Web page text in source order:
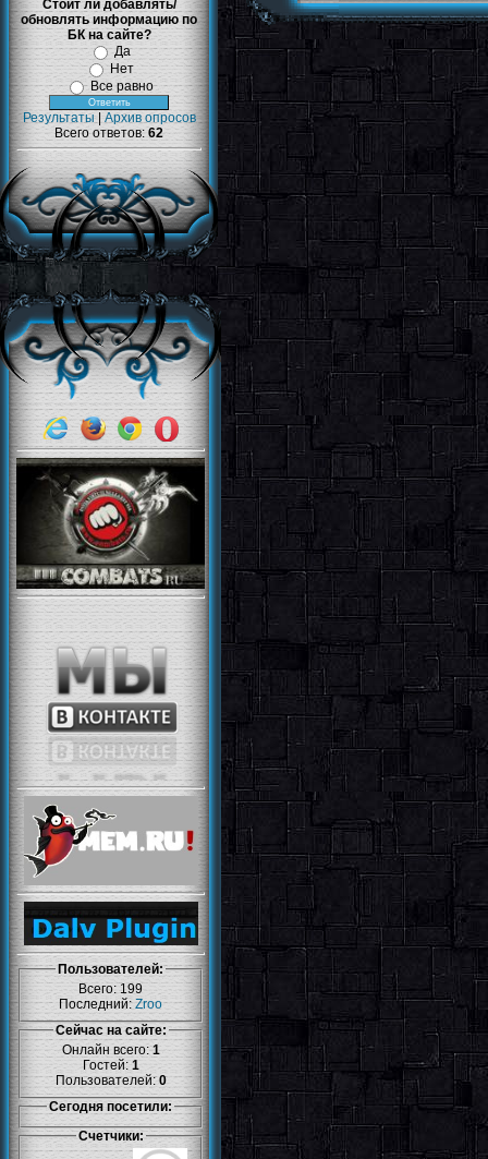
Стоит ли добавлять/
обновлять информацию по
БК на сайте?
Да
Нет
Все равно
Результаты
Архив опросов
Всего ответов: 62
Пользователей:
Всего: 199
Последний:Zroo
Сейчас на сайте:
Онлайн всего:1
Гостей: 1
Пользователей:0
Сегодня посетили:
Счетчики: